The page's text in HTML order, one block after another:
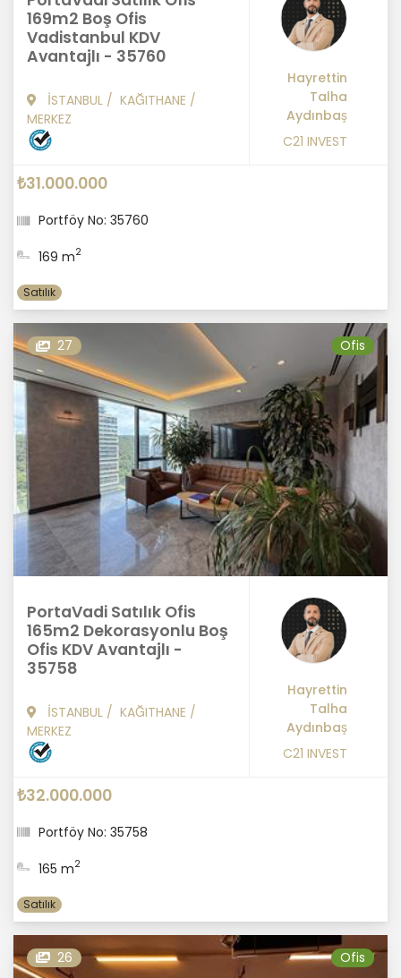
169m2 Boş Ofis
Vadistanbul KDV
Avantajlı - 35760
İSTANBUL / KAĞITHANE /
MERKEZ
Hayrettin
Talha
Aydınbaş
C21 INVEST
₺31.000.000
Portföy No: 35760
169 m2
Satılık
27 Ofis
PortaVadi Satılık Ofis
165m2 Dekorasyonlu Boş
Ofis KDV Avantajlı -
35758
İSTANBUL / KAĞITHANE /
MERKEZ
Hayrettin
Talha
Aydınbaş
C21 INVEST
₺32.000.000
Portföy No: 35758
165 m2
Satılık
26 Ofis